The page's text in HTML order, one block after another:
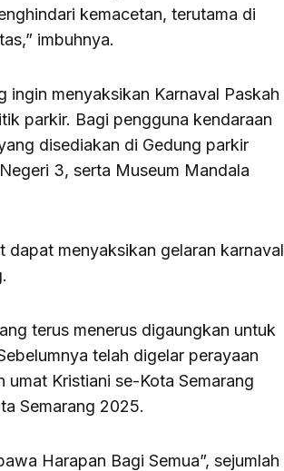
kemacetan, terutama di
imbuhnya.
ingin menyaksikan Karnaval Paskah
parkir. Bagi pengguna kendaraan
disediakan di Gedung parkir
3, serta Museum Mandala
dapat menyaksikan gelaran karnaval
terus menerus digaungkan untuk
telah digelar perayaan
Kristiani se-Kota Semarang
Semarang 2025.
Harapan Bagi Semua”, sejumlah